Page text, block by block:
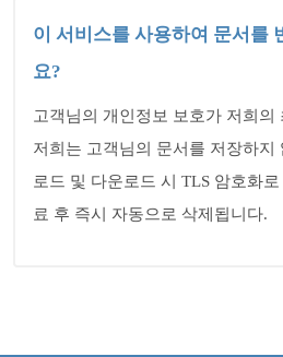
이 서비스를 사용하여 문서를
요?
고객님의 개인정보 보호가 저희의
저희는 고객님의 문서를 저장하지
로드 및 다운로드 시 TLS 암호화
료 후 즉시 자동으로 삭제됩니다.